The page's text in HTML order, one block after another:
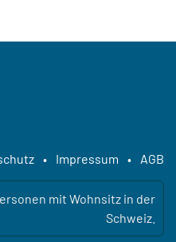
• Impressum • AGB
mit Wohnsitz in der
Schweiz.